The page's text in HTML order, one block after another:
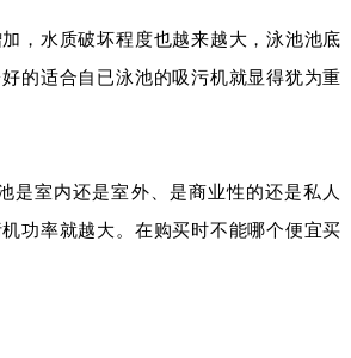
，水质破坏程度也越来越大，泳池池底
的适合自已泳池的吸污机就显得犹为重
是室内还是室外、是商业性的还是私人
功率就越大。在购买时不能哪个便宜买